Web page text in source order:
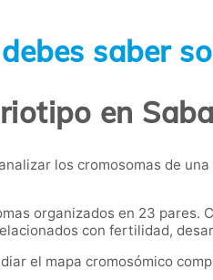
saber
en
los cromosomas de
organizados en 23
con fertilidad,
el mapa cromosómico